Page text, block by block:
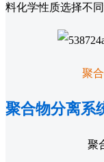
料化学性质选择不
聚
聚合物分离系
聚